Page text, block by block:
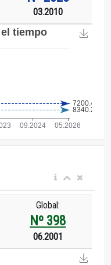
03.2010
Global:
Nº 398
06.2001